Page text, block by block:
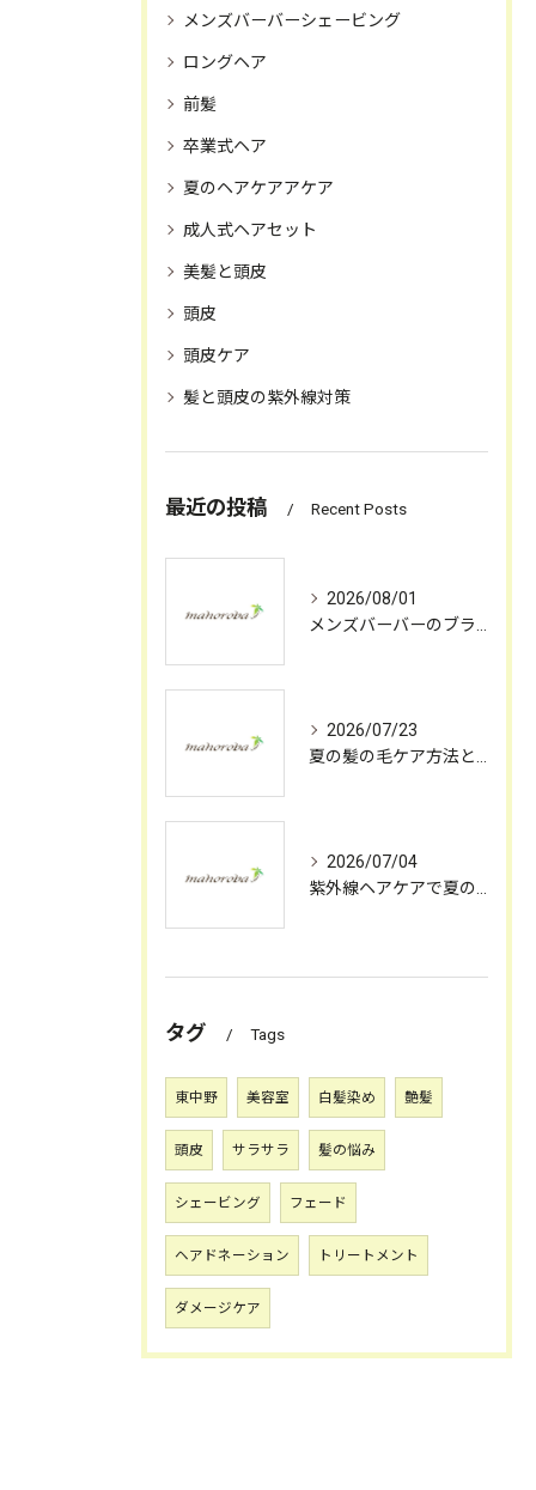
メンズバーバーシェービング
ロングヘア
前髪
卒業式ヘア
夏のヘアケアアケア
成人式ヘアセット
美髪と頭皮
頭皮
頭皮ケア
髪と頭皮の紫外線対策
最近の投稿 Recent Posts
2026/08/01
2026/07/23
2026/07/04
タグ Tags
東中野 美容室 白髪染め 艶髪
頭皮 サラサラ 髪の悩み
シェービング フェード
ヘアドネーション トリートメント
ダメージケア